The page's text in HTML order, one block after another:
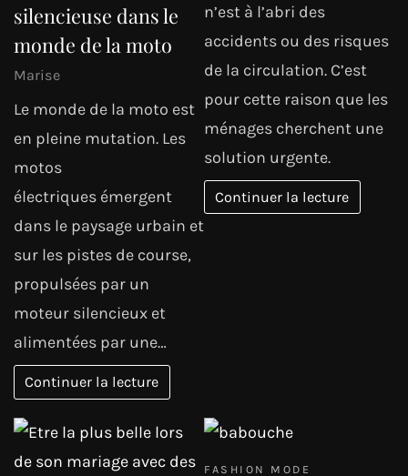
silencieuse dans le
monde de la moto
Marise
Le monde de la moto est
en pleine mutation. Les
motos
électriques émergent
dans le paysage urbain et
sur les pistes de course,
propulsées par un
moteur silencieux et
alimentées par une…
Continuer la lecture
n’est à l’abri des
accidents ou des risques
de la circulation. C’est
pour cette raison que les
ménages cherchent une
solution urgente.
Continuer la lecture
FASHION MODE